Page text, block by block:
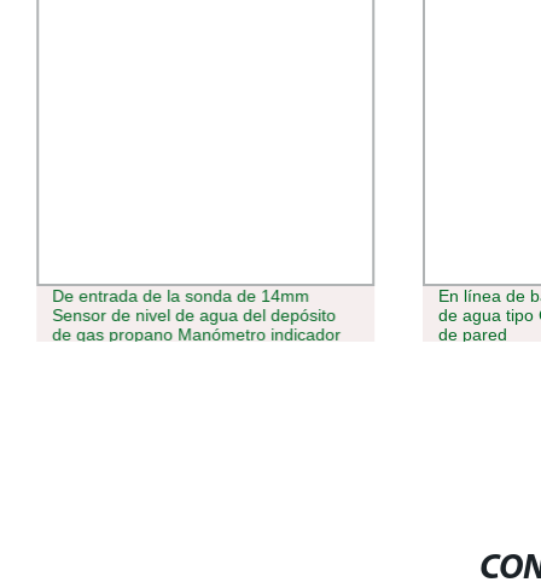
De entrada de la sonda de 14mm
Sensor de nivel de agua del depósito
de gas propano Manómetro indicador
En línea de
de agua tipo
de pared